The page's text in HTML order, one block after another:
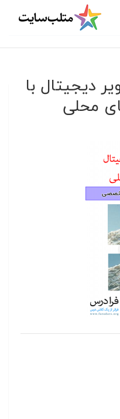
دیجیتال با
محلی